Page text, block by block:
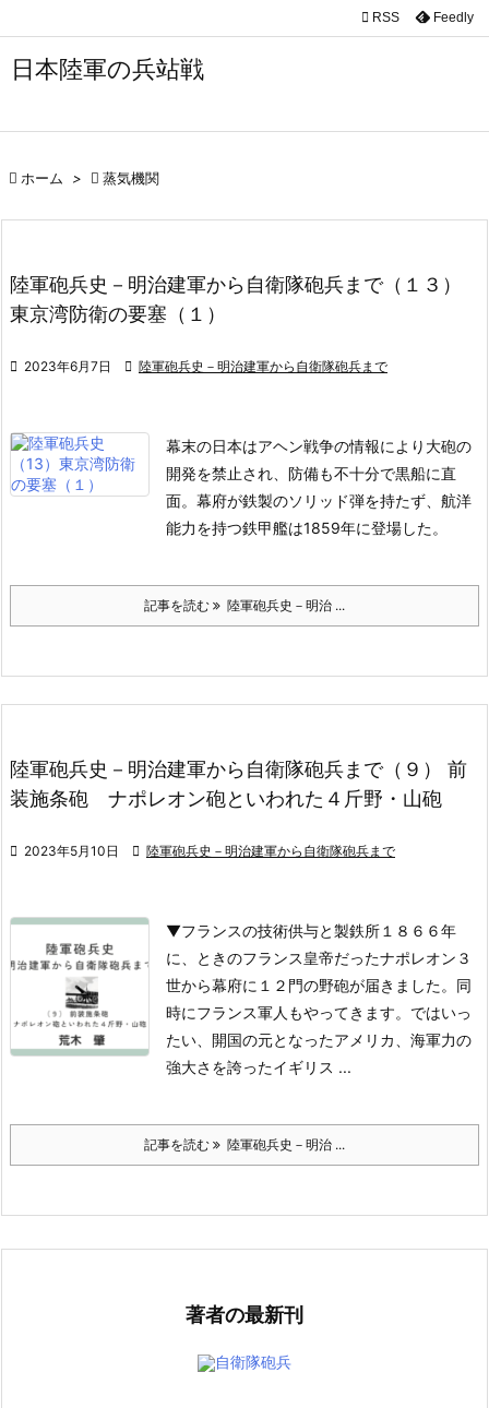
日本陸軍の兵站戦

検索
 RSS Feedly
 ホーム >  蒸気機関
陸軍砲兵史－明治建軍から自衛隊砲兵まで（１３）
東京湾防衛の要塞（１）
 2023年6月7日  陸軍砲兵史－明治建軍から自衛隊砲兵まで
幕末の日本はアヘン戦争の情報により大砲の
開発を禁止され、防備も不十分で黒船に直
面。幕府が鉄製のソリッド弾を持たず、航洋
能力を持つ鉄甲艦は1859年に登場した。
記事を読む 陸軍砲兵史－明治 ...
陸軍砲兵史－明治建軍から自衛隊砲兵まで（９） 前
装施条砲 ナポレオン砲といわれた４斤野・山砲
 2023年5月10日  陸軍砲兵史－明治建軍から自衛隊砲兵まで
▼フランスの技術供与と製鉄所１８６６年
に、ときのフランス皇帝だったナポレオン３
世から幕府に１２門の野砲が届きました。同
時にフランス軍人もやってきます。ではいっ
たい、開国の元となったアメリカ、海軍力の
強大さを誇ったイギリス ...
記事を読む 陸軍砲兵史－明治 ...
著者の最新刊
自衛隊砲兵